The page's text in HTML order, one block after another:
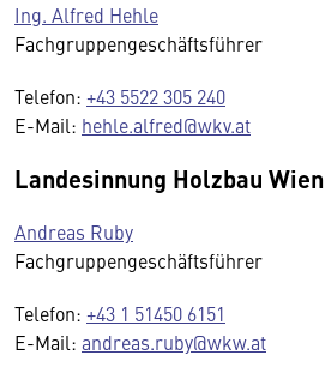
Ing. Alfred Hehle
Fachgruppengeschäftsführer
Telefon: +43 5522 305 240
E-Mail: hehle.alfred@wkv.at
Landesinnung Holzbau Wien
Andreas Ruby
Fachgruppengeschäftsführer
Telefon: +43 1 51450 6151
E-Mail: andreas.ruby@wkw.at